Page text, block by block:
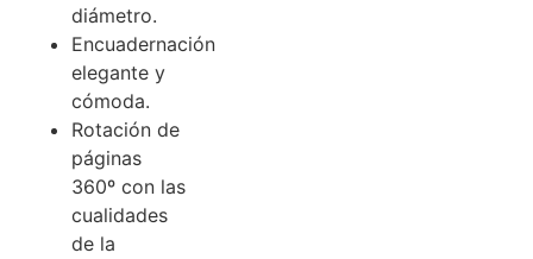
diámetro.
Encuadernación
elegante y
cómoda.
Rotación de
páginas
360º con las
cualidades
de la